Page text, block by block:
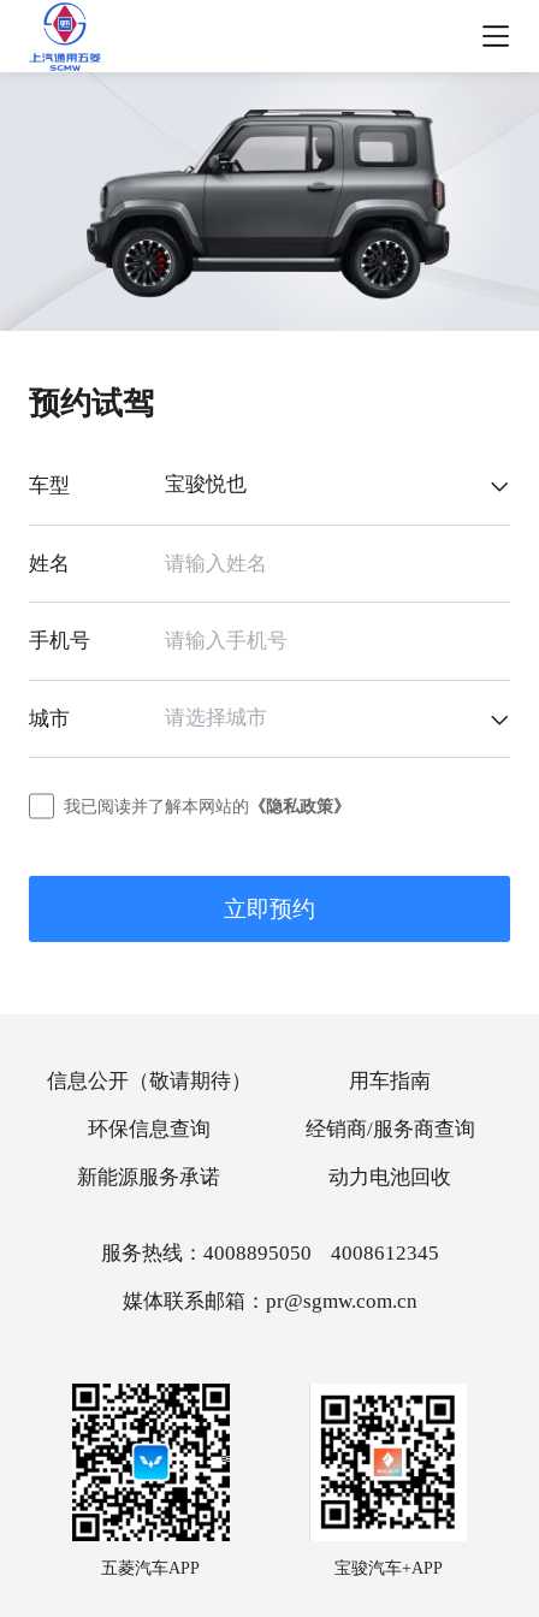
预约试驾
车型 宝骏悦也
姓名
手机号
城市 请选择城市
我已阅读并了解本网站的 《隐私政策》
立即预约
信息公开（敬请期待） 用车指南
环保信息查询 经销商/服务商查询
新能源服务承诺 动力电池回收
服务热线：4008895050 4008612345
媒体联系邮箱：pr@sgmw.com.cn
五菱汽车APP 宝骏汽车+APP